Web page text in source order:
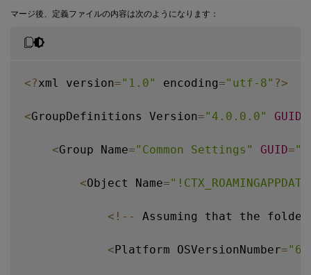
<
マージ後、定義ファイルの内容は次のようになります：
<?xml version="1.0" encoding="utf-8" ?>
<GroupDefinitions Version="4.0.0.0" GUID
<Group Name="Common Settings" GUID=
<Object Name=
< ! -- Assuming that the
<Platform OSVersionNumber=